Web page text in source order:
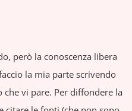
però la conoscenza libera
la mia parte scrivendo
vi pare. Per diffondere la